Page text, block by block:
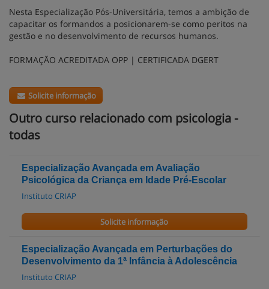
Nesta Especialização Pós-Universitária, temos a ambição de
capacitar os formandos a posicionarem-se como peritos na
gestão e no desenvolvimento de recursos humanos.
FORMAÇÃO ACREDITADA OPP | CERTIFICADA DGERT
Solicite informação
Outro curso relacionado com psicologia -
todas
Especialização Avançada em Avaliação
Psicológica da Criança em Idade Pré-Escolar
Instituto CRIAP
Solicite informação
Especialização Avançada em Perturbações do
Desenvolvimento da 1ª Infância à Adolescência
Instituto CRIAP